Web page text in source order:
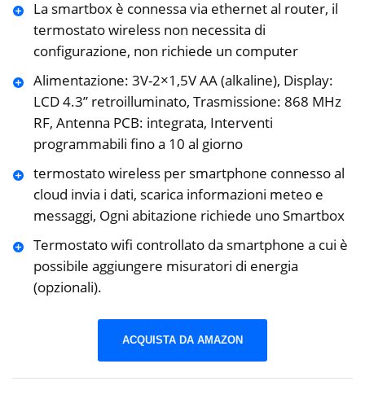
La smartbox è connessa via ethernet al router, il
termostato wireless non necessita di
configurazione, non richiede un computer
Alimentazione: 3V-2×1,5V AA (alkaline), Display:
LCD 4.3” retroilluminato, Trasmissione: 868 MHz
RF, Antenna PCB: integrata, Interventi
programmabili fino a 10 al giorno
termostato wireless per smartphone connesso al
cloud invia i dati, scarica informazioni meteo e
messaggi, Ogni abitazione richiede uno Smartbox
Termostato wifi controllato da smartphone a cui è
possibile aggiungere misuratori di energia
(opzionali).
ACQUISTA DA AMAZON